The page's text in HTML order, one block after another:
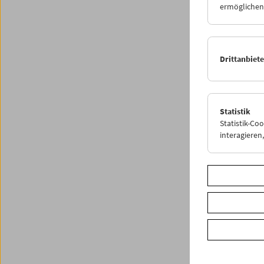
Statistik
Statistik-